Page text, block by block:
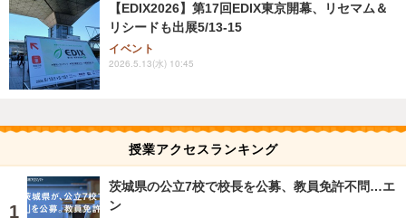
【EDIX2026】第17回EDIX東京開幕、リセマム＆
リシードも出展5/13-15
イベント
2026.5.13(水) 10:45
授業アクセスランキング
茨城県の公立7校で校長を公募、教員免許不問…エ
ン